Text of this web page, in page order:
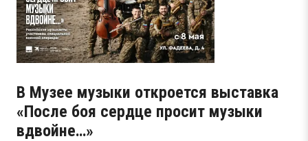
В Музее музыки откроется выставка
«После боя сердце просит музыки
вдвойне…»